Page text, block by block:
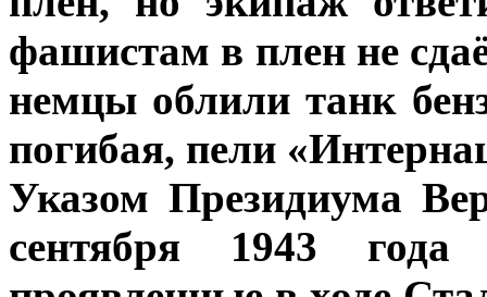
фашистам в плен не
немцы облили танк
погибая, пели
Указом Президиума
сентября 1943